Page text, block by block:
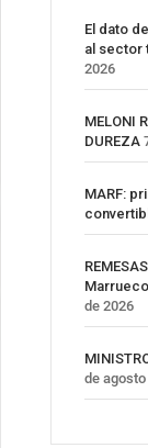
El dato
al sector
2026
MELONI
DUREZA
MARF:
de 2026
de